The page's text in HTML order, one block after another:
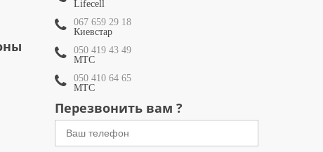
Lifecell
067 659 29 18
Киевстар
050 419 43 49
МТС
050 410 64 65
МТС
Перезвонить вам ?